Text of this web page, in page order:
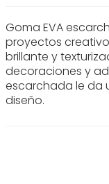
Goma EVA
proyectos
brillante y
decoraciones y
escarchada le da
diseño.